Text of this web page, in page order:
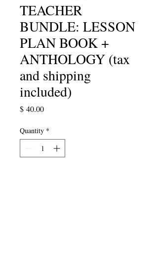
TEACHER
BUNDLE: LESSON
PLAN BOOK +
ANTHOLOGY (tax
and shipping
included)
$ 40.00Price
Quantity *